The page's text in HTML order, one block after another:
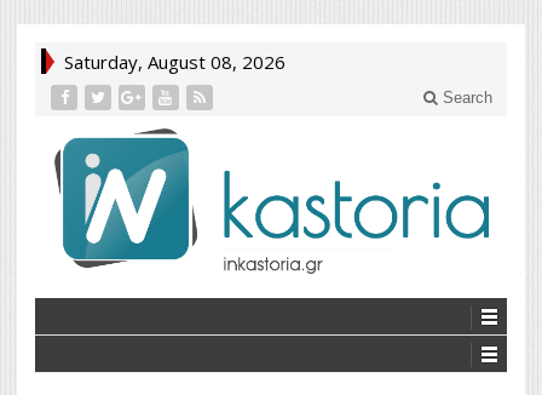
Saturday, August 08, 2026
Search